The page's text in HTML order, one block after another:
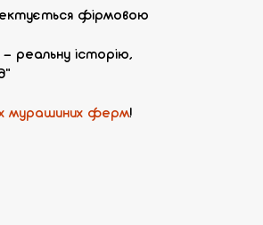
фірмовою
реальну історію,
мурашиних ферм!